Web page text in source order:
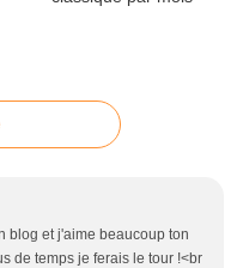
blog et j'aime beaucoup ton
de temps je ferais le tour !<br